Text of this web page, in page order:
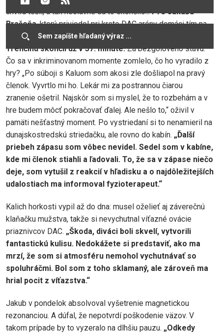
chvíľu tešil, a tak neslávne sa to skončilo...Pre Jakuba
Brašeňa, ktorý priviedol pri krste DAC arény domáci tím na
trávnik s kapitánskou páskou na ramene,
Trenčínu skončil už v 37. minúte.Za bezgólového stavu.
Čo sa v inkriminovanom momente zomlelo, čo ho vyradilo z
hry? „Po súboji s Kaluom som akosi zle došliapol na pravý
členok. Vyvrtlo mi ho. Lekár mi za postrannou čiarou
zranenie ošetril. Najskôr som si myslel, že to rozbehám a v
hre budem môcť pokračovať ďalej. Ale nešlo to,“ oživil v
pamäti nešťastný moment. Po vystriedaní si to nenamieril na
dunajskostredskú striedačku, ale rovno do kabín. „Ďalší
priebeh zápasu som vôbec nevidel. Sedel som v kabíne,
kde mi členok stiahli a ľadovali. To, že sa v zápase niečo
deje, som vytušil z reakcií v hľadisku a o najdôležitejších
udalostiach ma informoval fyzioterapeut.“
Kalich horkosti vypil až do dna: musel oželieť aj záverečnú
klaňačku mužstva, takže si nevychutnal víťazné ovácie
priaznivcov DAC. „Škoda, diváci boli skvelí, vytvorili
fantastickú kulisu. Nedokážete si predstaviť, ako ma
mrzí, že som si atmosféru nemohol vychutnávať so
spoluhráčmi. Bol som z toho sklamaný, ale zároveň ma
hrial pocit z víťazstva.“
Jakub v pondelok absolvoval vyšetrenie magnetickou
rezonanciou. A dúfal, že nepotvrdí poškodenie väzov. V
takom prípade by to vyzeralo na dlhšiu pauzu. „Odkedy